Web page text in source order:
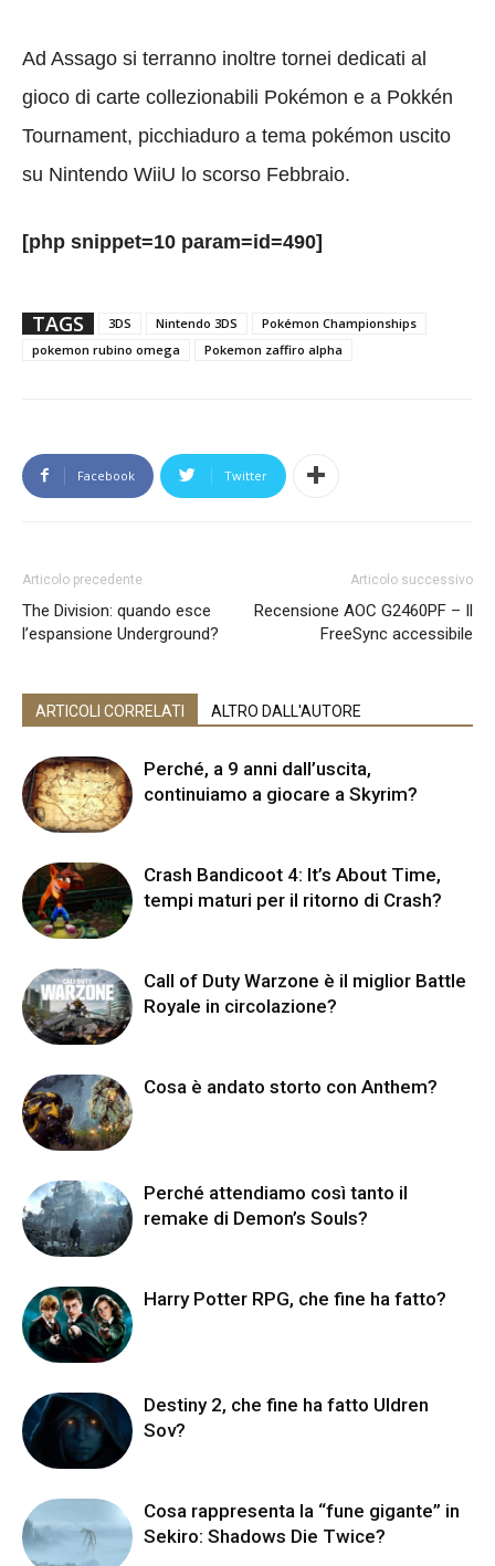
Ad Assago si terranno inoltre tornei dedicati al
gioco di carte collezionabili Pokémon e a Pokkén
Tournament, picchiaduro a tema pokémon uscito
su Nintendo WiiU lo scorso Febbraio.
[php snippet=10 param=id=490]
TAGS 3DS Nintendo 3DS
Pokémon Championships
pokemon rubino omega
Pokemon zaffiro alpha
Facebook Twitter
Articolo precedente
The Division: quando esce
l’espansione Underground?
Articolo successivo
Recensione AOC G2460PF – Il
FreeSync accessibile
ARTICOLI CORRELATI ALTRO DALL'AUTORE
Perché, a 9 anni dall’uscita,
continuiamo a giocare a Skyrim?
Crash Bandicoot 4: It’s About Time,
tempi maturi per il ritorno di Crash?
Call of Duty Warzone è il miglior Battle
Royale in circolazione?
Cosa è andato storto con Anthem?
Perché attendiamo così tanto il
remake di Demon’s Souls?
Harry Potter RPG, che fine ha fatto?
Destiny 2, che fine ha fatto Uldren
Sov?
Cosa rappresenta la “fune gigante” in
Sekiro: Shadows Die Twice?